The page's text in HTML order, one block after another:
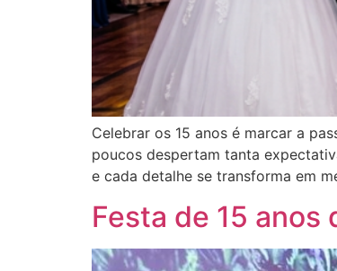
Celebrar os 15 anos é marcar a
poucos despertam tanta
e cada detalhe se transforma em
Festa de 15